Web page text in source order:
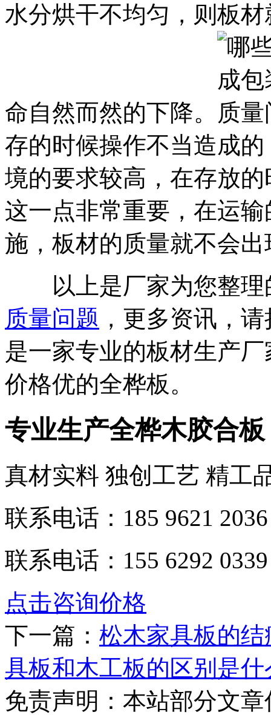
水分烘干不均匀，则板
命自然而然的下降。
存的时候操作不当造成
境的要求较高，在存放
这一点非常重要，在运
施，板材的质量就不会
以上是厂家为您整理
质量问题 ，更多资讯，
是一家专业的板材生产
价格优的全桦板。
专业生产全桦木胶合板
真材实料 独创工艺 精工
联系电话：185 9621 2036
联系电话：155 6292 0339
点击咨询价格
下一篇： 松木家具板的
具板和木工板的区别是什
免责声明：本站部分文